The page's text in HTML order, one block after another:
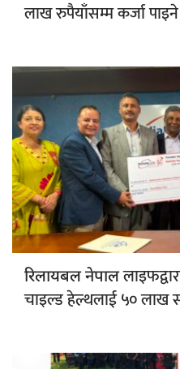
लाख रुपैयाँसम्म कर्जा पाइने
रिलायबल नेपाल
चाइल्ड हेल्थलाई ५० लाख